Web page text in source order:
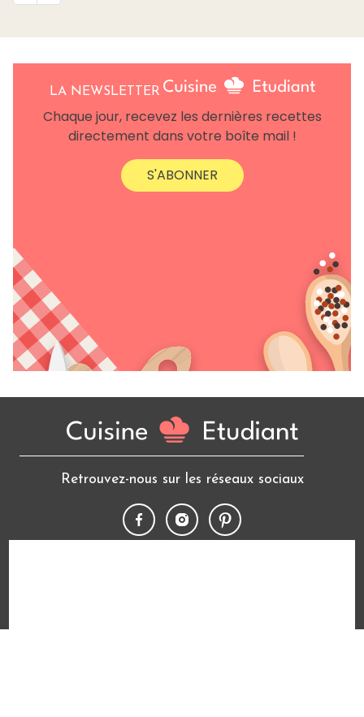
LA NEWSLETTER
Chaque jour, recevez les dernières recettes
directement dans votre boîte mail !
S'ABONNER
Retrouvez-nous sur les réseaux sociaux